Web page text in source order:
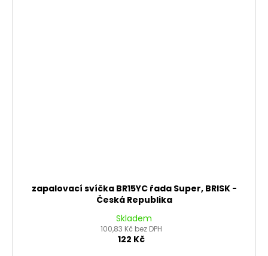
zapalovací svíčka BR15YC řada Super, BRISK -
Česká Republika
Skladem
100,83 Kč bez DPH
122 Kč